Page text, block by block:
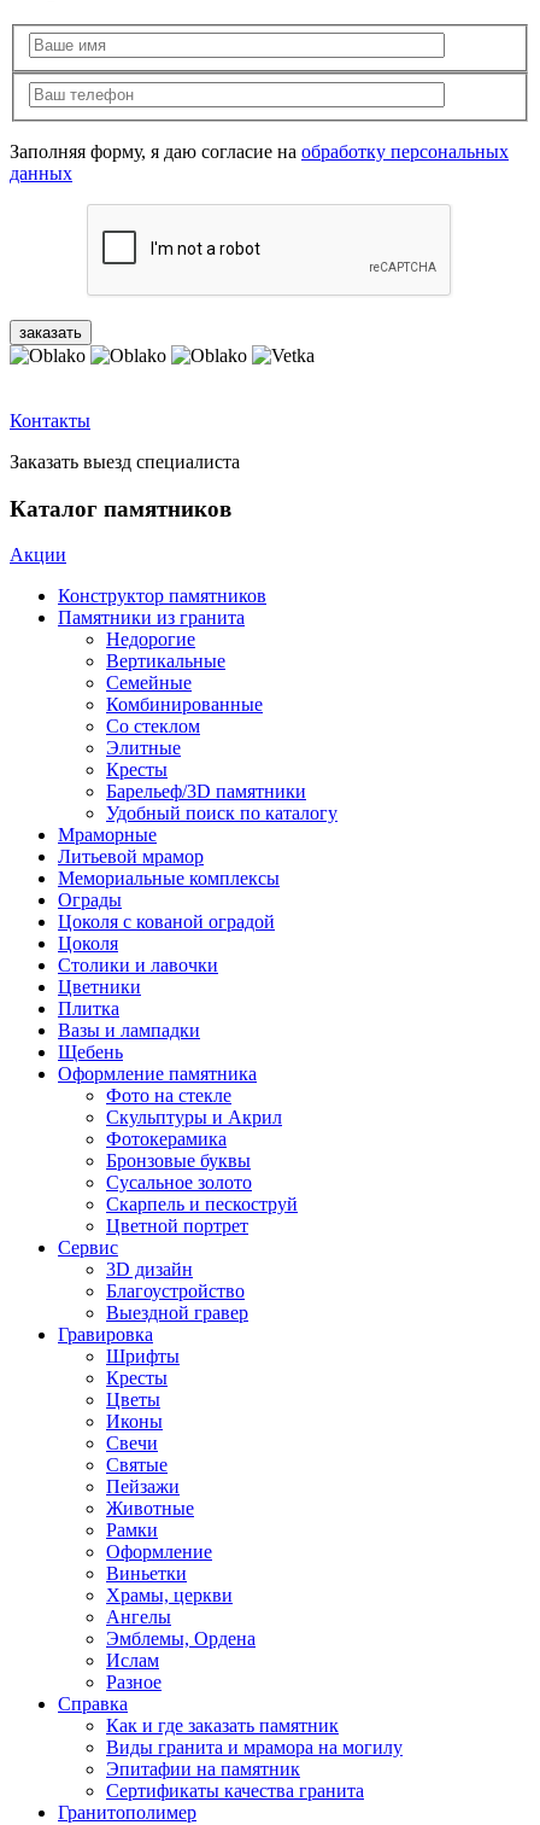
Заполняя форму, я даю согласие на обработку персональных
данных
Контакты
Заказать выезд специалиста
Каталог памятников
Акции
Конструктор памятников
Памятники из гранита
Недорогие
Вертикальные
Семейные
Комбинированные
Со стеклом
Элитные
Кресты
Барельеф/3D памятники
Удобный поиск по каталогу
Мраморные
Литьевой мрамор
Мемориальные комплексы
Ограды
Цоколя с кованой оградой
Цоколя
Столики и лавочки
Цветники
Плитка
Вазы и лампадки
Щебень
Оформление памятника
Фото на стекле
Скульптуры и Акрил
Фотокерамика
Бронзовые буквы
Сусальное золото
Скарпель и пескоструй
Цветной портрет
Сервис
3D дизайн
Благоустройство
Выездной гравер
Гравировка
Шрифты
Кресты
Цветы
Иконы
Свечи
Святые
Пейзажи
Животные
Рамки
Оформление
Виньетки
Храмы, церкви
Ангелы
Эмблемы, Ордена
Ислам
Разное
Справка
Как и где заказать памятник
Виды гранита и мрамора на могилу
Эпитафии на памятник
Сертификаты качества гранита
Гранитополимер